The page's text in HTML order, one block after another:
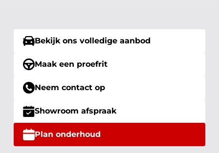
Bekijk ons volledige aanbod
Maak een proefrit
Neem contact op
Showroom afspraak
Plan onderhoud